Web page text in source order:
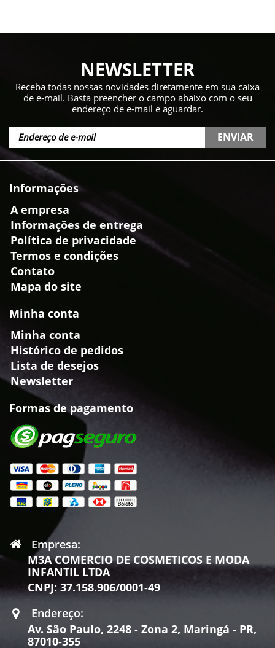
NEWSLETTER
Receba todas nossas novidades diretamente em sua caixa
de e-mail. Basta preencher o campo abaixo com o seu
endereço de e-mail e aguardar.
ENVIAR
Informações
A empresa
Informações de entrega
Política de privacidade
Termos e condições
Contato
Mapa do site
Minha conta
Minha conta
Histórico de pedidos
Lista de desejos
Newsletter
Formas de pagamento
Empresa:
M3A COMERCIO DE COSMETICOS E MODA
INFANTIL LTDA
CNPJ: 37.158.906/0001-49
Endereço:
Av. São Paulo, 2248 - Zona 2, Maringá - PR,
87010-355